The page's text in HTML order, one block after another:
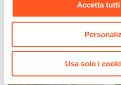
Accetta
Usa solo i
€ 232,00